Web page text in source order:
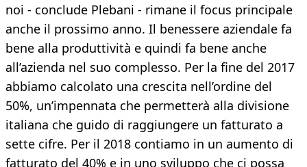
noi - conclude Plebani - rimane il focus principale
anche il prossimo anno. Il benessere aziendale fa
bene alla produttività e quindi fa bene anche
all’azienda nel suo complesso. Per la fine del 2017
abbiamo calcolato una crescita nell’ordine del
50%, un’impennata che permetterà alla divisione
italiana che guido di raggiungere un fatturato a
sette cifre. Per il 2018 contiamo in un aumento di
fatturato del 40% e in uno sviluppo che ci possa